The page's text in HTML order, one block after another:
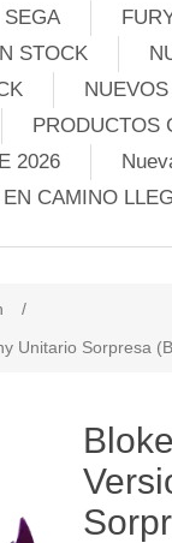
SEGA
STOCK
PRODUCTOS
2026
CAMINO
/
Unitario Sorpresa